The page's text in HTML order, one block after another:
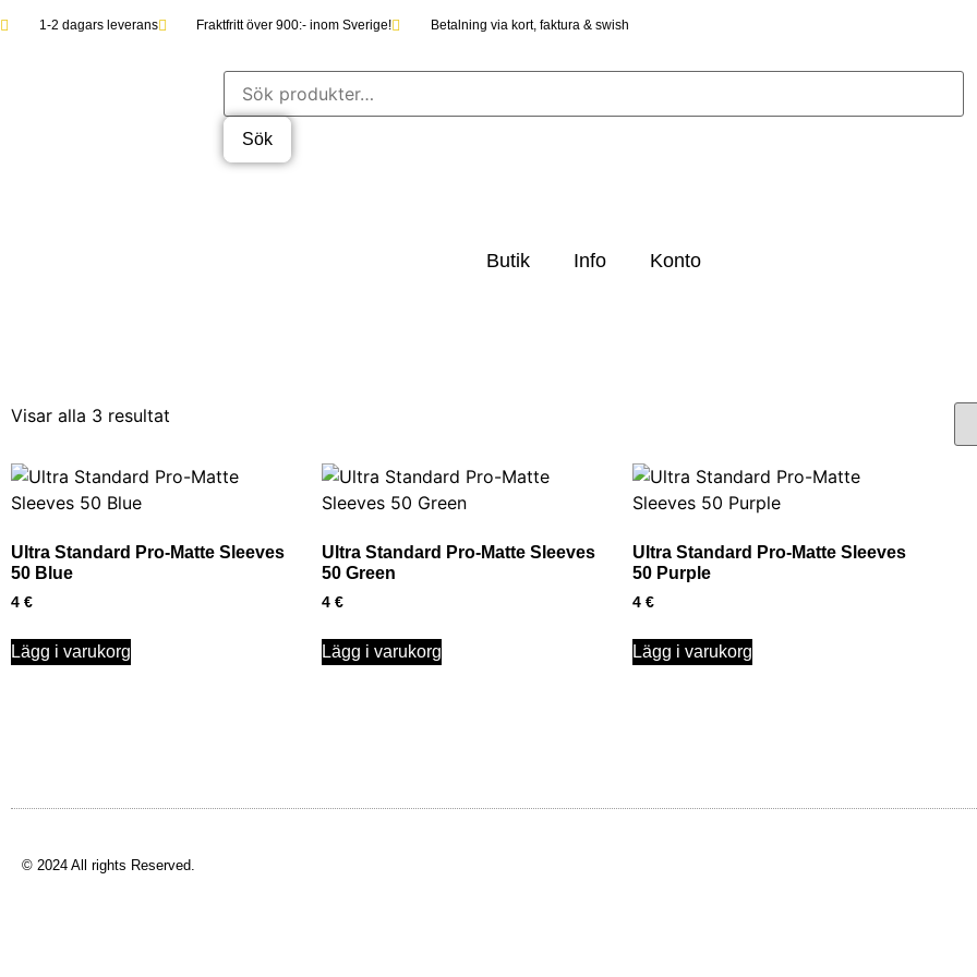
1-2 dagars leverans Fraktfritt över 900:- inom Sverige! Betalning via kort, faktura & swish
Sök
Butik Info Konto
Visar alla 3 resultat
Ultra Standard Pro-Matte Sleeves
50 Blue
4 €
Lägg i varukorg
Ultra Standard Pro-Matte Sleeves
50 Green
4 €
Lägg i varukorg
Ultra Standard Pro-Matte Sleeves
50 Purple
4 €
Lägg i varukorg
© 2024 All rights Reserved.